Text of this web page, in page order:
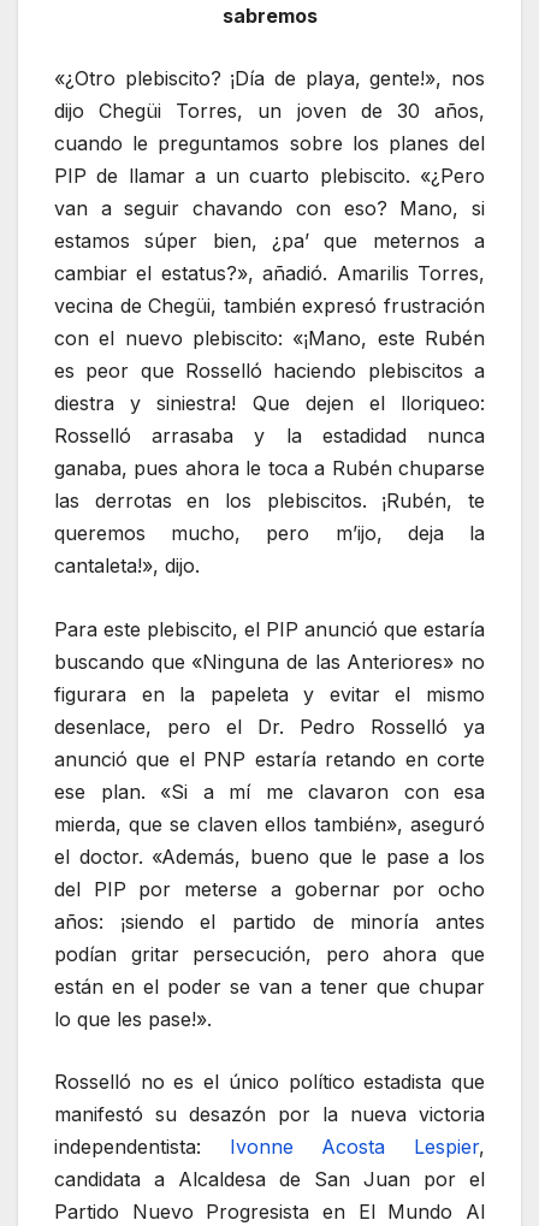
sabremos
«¿Otro plebiscito? ¡Día de playa, gente!», nos
dijo Chegüi Torres, un joven de 30 años,
cuando le preguntamos sobre los planes del
PIP de llamar a un cuarto plebiscito. «¿Pero
van a seguir chavando con eso? Mano, si
estamos súper bien, ¿pa’ que meternos a
cambiar el estatus?», añadió. Amarilis Torres,
vecina de Chegüi, también expresó frustración
con el nuevo plebiscito: «¡Mano, este Rubén
es peor que Rosselló haciendo plebiscitos a
diestra y siniestra! Que dejen el lloriqueo:
Rosselló arrasaba y la estadidad nunca
ganaba, pues ahora le toca a Rubén chuparse
las derrotas en los plebiscitos. ¡Rubén, te
queremos mucho, pero m’ijo, deja la
cantaleta!», dijo.
Para este plebiscito, el PIP anunció que estaría
buscando que «Ninguna de las Anteriores» no
figurara en la papeleta y evitar el mismo
desenlace, pero el Dr. Pedro Rosselló ya
anunció que el PNP estaría retando en corte
ese plan. «Si a mí me clavaron con esa
mierda, que se claven ellos también», aseguró
el doctor. «Además, bueno que le pase a los
del PIP por meterse a gobernar por ocho
años: ¡siendo el partido de minoría antes
podían gritar persecución, pero ahora que
están en el poder se van a tener que chupar
lo que les pase!».
Rosselló no es el único político estadista que
manifestó su desazón por la nueva victoria
independentista: Ivonne Acosta Lespier,
candidata a Alcaldesa de San Juan por el
Partido Nuevo Progresista en El Mundo Al